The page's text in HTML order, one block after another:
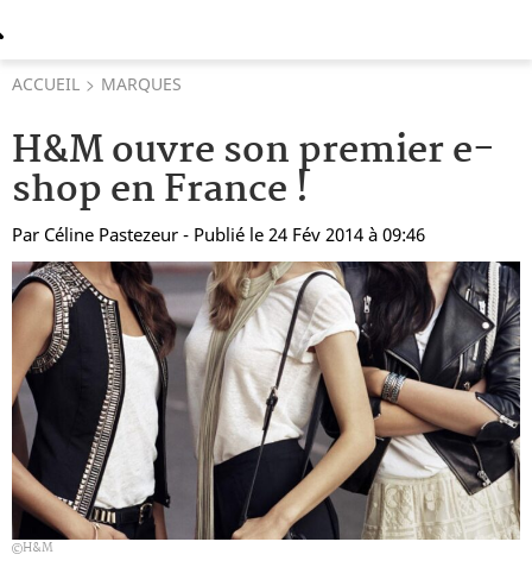
ACCUEIL MARQUES
H&M ouvre son premier e-
shop en France !
Par Céline Pastezeur - Publié le 24 Fév 2014 à 09:46
H&M